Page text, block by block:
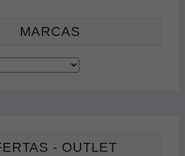
MARCAS
- OUTLET